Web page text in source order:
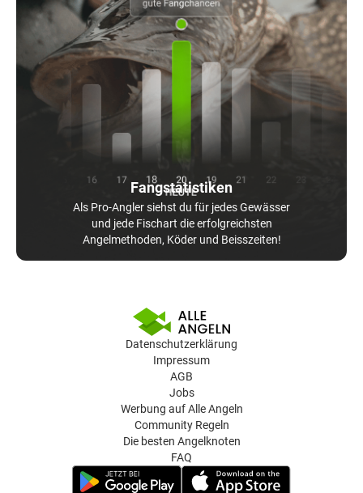
Fangstatistiken
Als Pro-Angler siehst du für jedes Gewässer
und jede Fischart die erfolgreichsten
Angelmethoden, Köder und Beisszeiten!
Datenschutzerklärung
Impressum
AGB
Jobs
Werbung auf Alle Angeln
Community Regeln
Die besten Angelknoten
FAQ